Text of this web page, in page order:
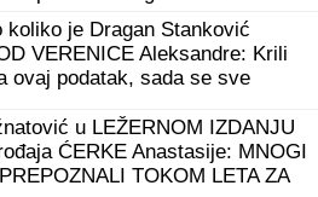
koliko je Dragan Stanković
VERENICE Aleksandre: Krili
ovaj podatak, sada se sve
u LEŽERNOM IZDANJU
ĆERKE Anastasije: MNOGI
TOKOM LETA ZA